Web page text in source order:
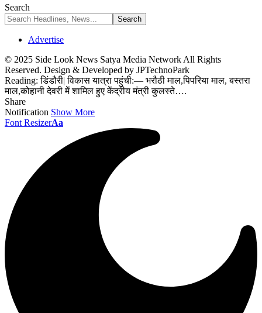
Search
Advertise
© 2025 Side Look News Satya Media Network All Rights
Reserved. Design & Developed by JPTechnoPark
Reading: डिंडौरी| विकास यात्रा पहुंची:— भरौठी माल,पिपरिया माल, बस्तरा
माल,कोहानी देवरी में शामिल हुए केंद्रीय मंत्री कुलस्ते….
Share
Notification Show More
Font ResizerAa